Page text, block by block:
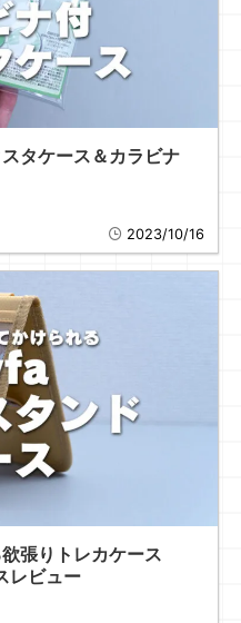
タケース＆カラビナ
2023/10/16
張りトレカケース
レビュー